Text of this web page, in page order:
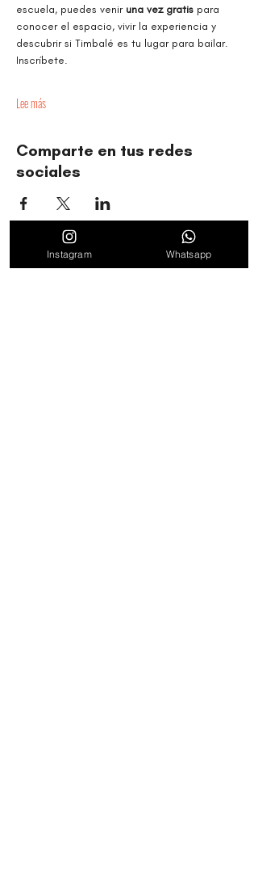
escuela, puedes venir una vez gratis para
conocer el espacio, vivir la experiencia y
descubrir si Timbalé es tu lugar para bailar.
Inscríbete.
Lee más
Comparte en tus redes
sociales
TIMBALÉ CULTURAL ORGANIZATION
Dance and Music: Driving Forces of Peace, Well-Being,
Instagram Whatsapp